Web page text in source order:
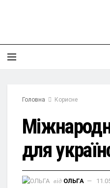
Головна Корисне
для
від ОЛЬГА